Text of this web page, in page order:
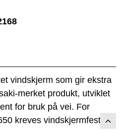
vindskjerm som gir ekstra
merket produkt, utviklet
for bruk på vei. For
kreves vindskjermfeste